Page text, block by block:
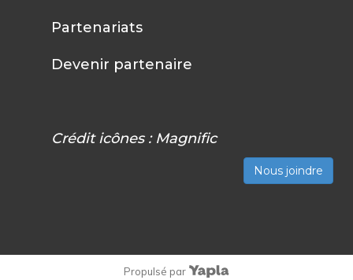
Partenariats
Devenir partenaire
Crédit icônes : Magnific
Nous joindre
Propulsé par